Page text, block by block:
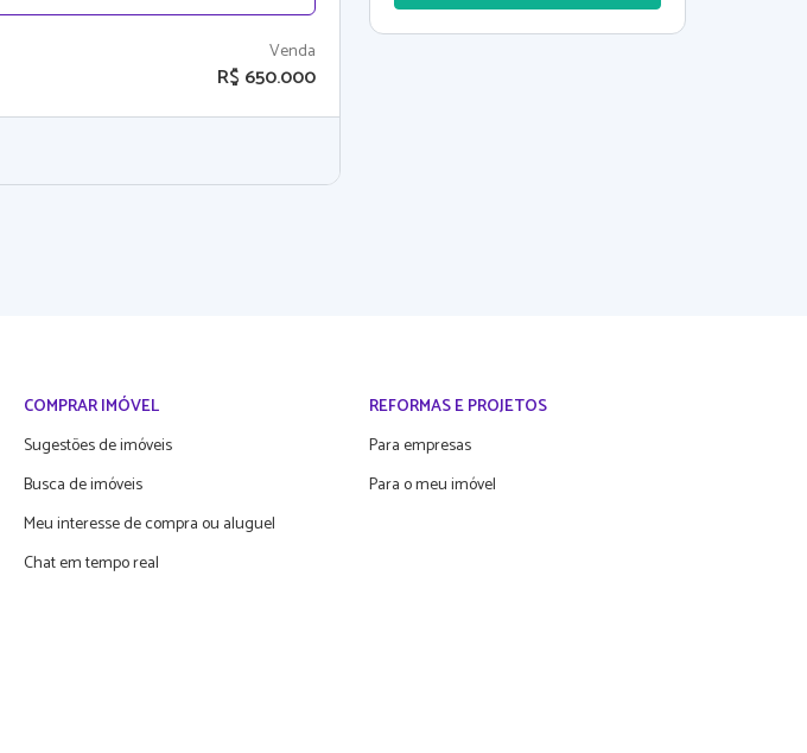
Venda
R$ 650.000
COMPRAR IMÓVEL
Sugestões de imóveis
Busca de imóveis
Meu interesse de compra ou aluguel
Chat em tempo real
REFORMAS E PROJETOS
Para empresas
Para o meu imóvel